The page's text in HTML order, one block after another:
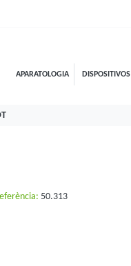
APARATOLOGIA DISPOSITIVOS
50.313